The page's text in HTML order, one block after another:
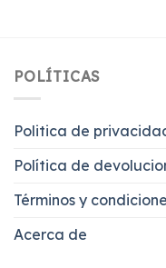
POLÍTICAS
Politica de
Política de
Términos y
Acerca de